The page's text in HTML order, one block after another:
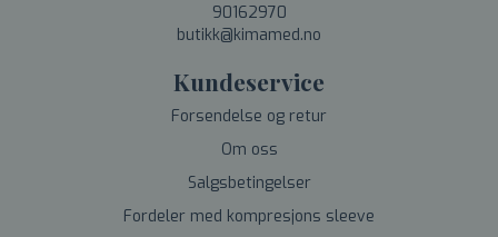
90162970
butikk@kimamed.no
Kundeservice
Forsendelse og retur
Om oss
Salgsbetingelser
Fordeler med kompresjons sleeve